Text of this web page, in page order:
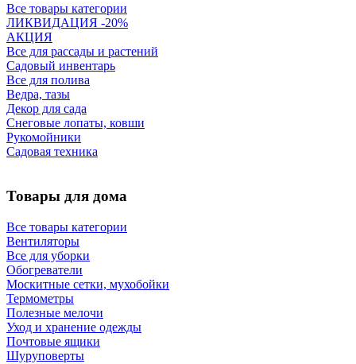
Все товары категории
ЛИКВИДАЦИЯ -20%
АКЦИЯ
Все для рассады и растений
Садовый инвентарь
Все для полива
Ведра, тазы
Декор для сада
Снеговые лопаты, ковши
Рукомойники
Садовая техника
Товары для дома
Все товары категории
Вентиляторы
Все для уборки
Обогреватели
Москитные сетки, мухобойки
Термометры
Полезные мелочи
Уход и хранение одежды
Почтовые ящики
Шуруповерты